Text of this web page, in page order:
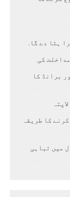
کی
مقامات اور برانڈ کا
کا طریقہ
میں تباہی